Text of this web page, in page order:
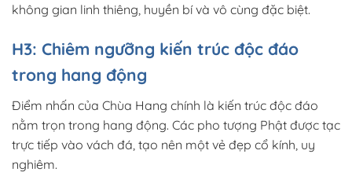
không gian linh thiêng, huyền bí và vô cùng đặc biệt.
H3: Chiêm ngưỡng kiến trúc độc đáo
trong hang động
Điểm nhấn của Chùa Hang chính là kiến trúc độc đáo
nằm trọn trong hang động. Các pho tượng Phật được tạc
trực tiếp vào vách đá, tạo nên một vẻ đẹp cổ kính, uy
nghiêm.